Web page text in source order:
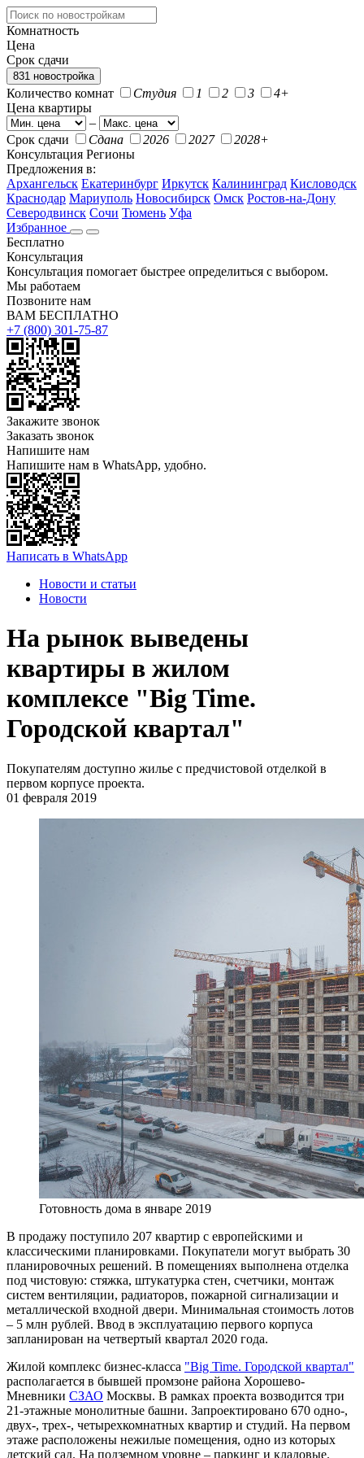
Комнатность
Цена
Срок сдачи
831 новостройка
Количество комнат Студия 1 2 3
4+
Цена квартиры
–
Срок сдачи
Сдана 2026 2027
2028+
Консультация Регионы
Предложения в:
Архангельск Екатеринбург Иркутск Калининград Кисловодск
Краснодар Мариуполь Новосибирск Омск Ростов-на-Дону
Северодвинск Сочи Тюмень Уфа
Избранное
Бесплатно
Консультация
Консультация помогает быстрее определиться с выбором.
Мы работаем
Позвоните нам
ВАМ БЕСПЛАТНО
+7 (800) 301-75-87
Закажите звонок
Заказать звонок
Напишите нам
Напишите нам в WhatsApp, удобно.
Написать в WhatsApp
Новости и статьи
Новости
На рынок выведены
квартиры в жилом
комплексе "Big Time.
Городской квартал"
Покупателям доступно жилье с предчистовой отделкой в
первом корпусе проекта.
01 февраля 2019
Готовность дома в январе 2019
В продажу поступило 207 квартир с европейскими и
классическими планировками. Покупатели могут выбрать 30
планировочных решений. В помещениях выполнена отделка
под чистовую: стяжка, штукатурка стен, счетчики, монтаж
систем вентиляции, радиаторов, пожарной сигнализации и
металлической входной двери. Минимальная стоимость лотов
– 5 млн рублей. Ввод в эксплуатацию первого корпуса
запланирован на четвертый квартал 2020 года.
Жилой комплекс бизнес-класса "Big Time. Городской квартал"
располагается в бывшей промзоне района Хорошево-
Мневники СЗАО Москвы. В рамках проекта возводится три
21-этажные монолитные башни. Запроектировано 670 одно-,
двух-, трех-, четырехкомнатных квартир и студий. На первом
этаже расположены нежилые помещения, одно из которых
детский сад. На подземном уровне – паркинг и кладовые.